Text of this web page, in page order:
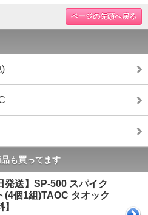
ページの先頭へ戻る
)
も買ってます
発送】SP-500 スパイク
(4個1組)TAOC タオック